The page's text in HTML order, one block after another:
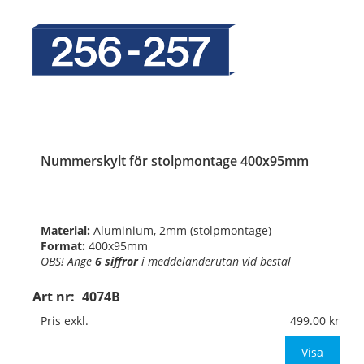
Nummerskylt för stolpmontage 400x95mm
Art nr: 4074B
Material: Aluminium, 2mm (stolpmontage)
Format: 400x95mm
OBS! Ange 6 siffrori meddelanderutan vid bestäl
…
Pris exkl. 499.00
Visa